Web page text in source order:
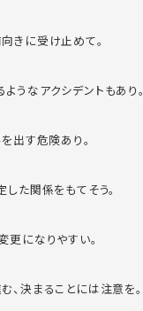
きに受け止めて。
うなアクシデントもあり。
出す危険あり。
た関係をもてそう。
更になりやすい。
、決まることには注意を。